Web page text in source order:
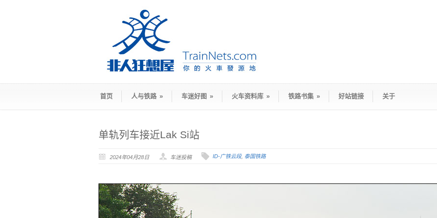
首页 人与铁路 » 车迷好图 » 火车资料库 » 铁路书集 » 好站链接 关于
单轨列车接近Lak Si站
2024年04月28日 车迷投稿 ID-广铁云段, 泰国铁路